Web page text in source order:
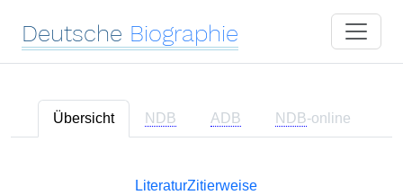
Deutsche Biographie
Übersicht NDB ADB NDB-online
LiteraturZitierweise